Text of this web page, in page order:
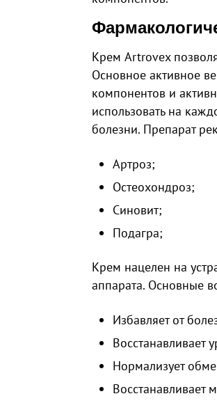
Крем Artrovex
Основное активное
компонентов и
использовать на
болезни. Препарат
Артроз;
Остеохондроз;
Синовит;
Подагра;
Крем нацелен на
аппарата. Основные
Избавляет от
Восстанавливает
Нормализует
Восстанавливает